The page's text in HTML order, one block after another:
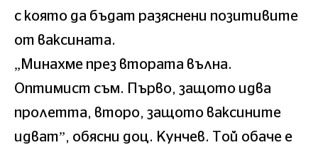
с която да бъдат разяснени позитивите
от ваксината.
„Минахме през втората вълна.
Оптимист съм. Първо, защото идва
пролетта, второ, защото ваксините
идват”, обясни доц. Кунчев. Той обаче е